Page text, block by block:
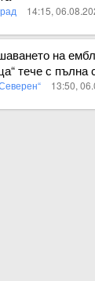
14:15,
на
тече с пълна
13:50,